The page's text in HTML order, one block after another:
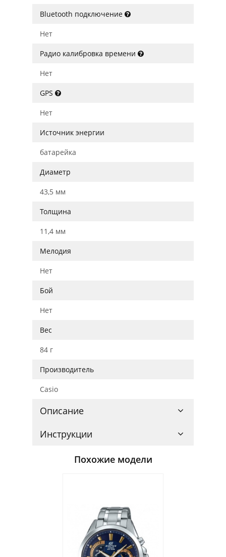
Bluetooth подключение
Нет
Радио калибровка времени
Нет
GPS
Нет
Источник энергии
батарейка
Диаметр
43,5 мм
Толщина
11,4 мм
Мелодия
Нет
Бой
Нет
Вес
84 г
Производитель
Casio
Описание
Инструкции
Похожие модели